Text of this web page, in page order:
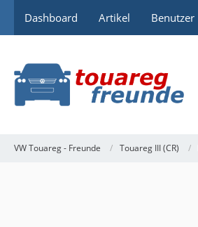
Dashboard Artikel Benutzer
VW Touareg - Freunde Touareg III (CR)